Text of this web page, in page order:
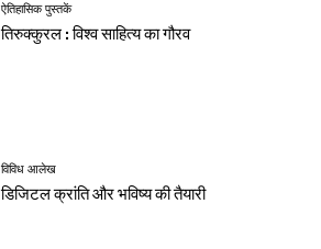
ऐतिहासिक पुस्तकें
तिरुक्कुरल : विश्व साहित्य का गौरव
विविध आलेख
डिजिटल क्रांति और भविष्य की तैयारी